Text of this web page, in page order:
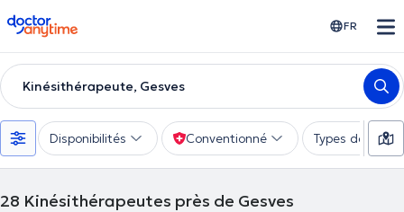
doctoranytime FR
Kinésithérapeute, Gesves
Disponibilités Conventionné Types de
28 Kinésithérapeutes près de Gesves